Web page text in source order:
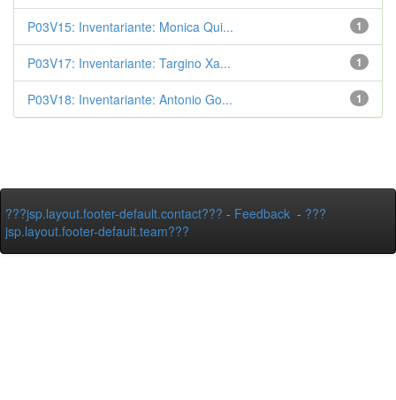
1
P03V15: Inventariante: Monica Qui...
1
P03V17: Inventariante: Targino Xa...
1
P03V18: Inventariante: Antonio Go...
???jsp.layout.footer-default.contact??? - Feedback - ???
jsp.layout.footer-default.team???